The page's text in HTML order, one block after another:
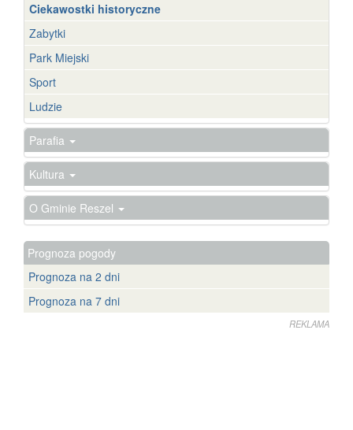
Ciekawostki historyczne
Zabytki
Park Miejski
Sport
Ludzie
Parafia
Kultura
O Gminie Reszel
Prognoza pogody
Prognoza na 2 dni
Prognoza na 7 dni
REKLAMA